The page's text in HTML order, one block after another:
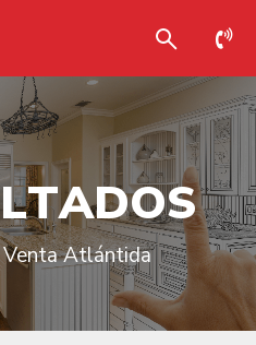
LTADOS
Atlántida